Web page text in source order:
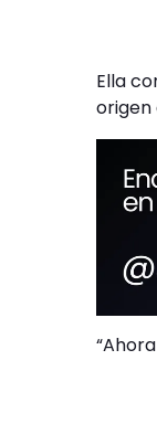
Ella
origen